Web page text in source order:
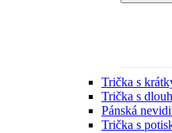
Trička s
Trička s
Pánská
Trička s